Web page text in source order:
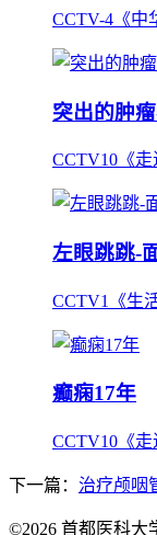
CCTV-4《中
突出的肿
CCTV10《走
左眼跳跳-
CCTV1《生
癫痫17年
CCTV10《走
下一篇： 治疗颅咽
©2026 首都医科大